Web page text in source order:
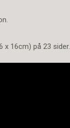
x 16cm) på 23 sider.